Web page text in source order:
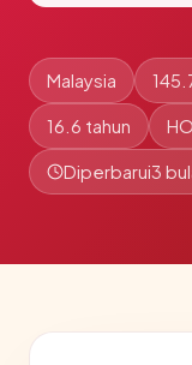
Malaysia
16.6 tahun
Diperbarui3